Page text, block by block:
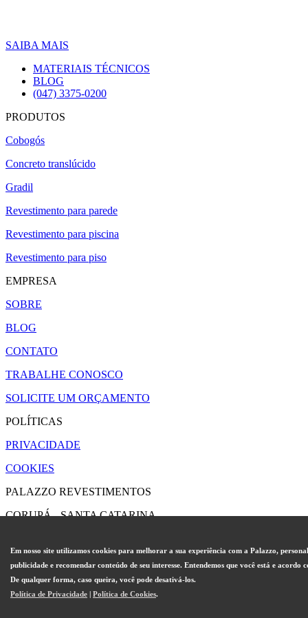
SAIBA MAIS
MATERIAIS TÉCNICOS
BLOG
(047) 3375-0200
PRODUTOS
Cobogós
Concreto translúcido
Gradil
Revestimento para parede
Revestimento para piscina
Revestimento para piso
EMPRESA
SOBRE
BLOG
CONTATO
TRABALHE CONOSCO
SOLICITE UM ORÇAMENTO
POLÍTICAS
PRIVACIDADE
COOKIES
PALAZZO REVESTIMENTOS
CORUPÁ - SANTA CATARINA
Em nosso site utilizamos cookies para melhorar a sua experiência com a Palazzo,
publicidade e recomendar conteúdo de seu interesse. Entendemos que você está e acordo
De qualquer forma, caso queira, você pode desativá-los.
Política de Privacidade | Política de Cookies.